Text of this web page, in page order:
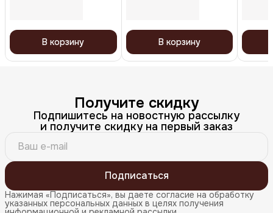
В корзину В корзину
Получите скидку
Подпишитесь на новостную рассылку
и получите скидку на первый заказ
Подписаться
Нажимая «Подписаться», вы даете согласие на обработку
указанных персональных данных в целях получения